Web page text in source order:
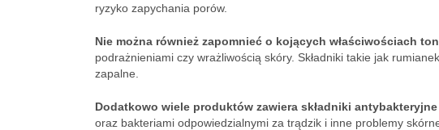
ryzyko zapychania porów.
Nie można również zapomnieć o kojących właściwościach
podrażnieniami czy wrażliwością skóry. Składniki takie jak
zapalne.
Dodatkowo wiele produktów zawiera składniki
oraz bakteriami odpowiedzialnymi za trądzik i inne problemy